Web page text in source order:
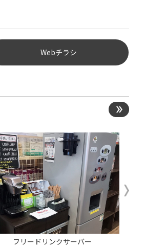
Webチラシ
スタッフ
フリードリンクサーバー